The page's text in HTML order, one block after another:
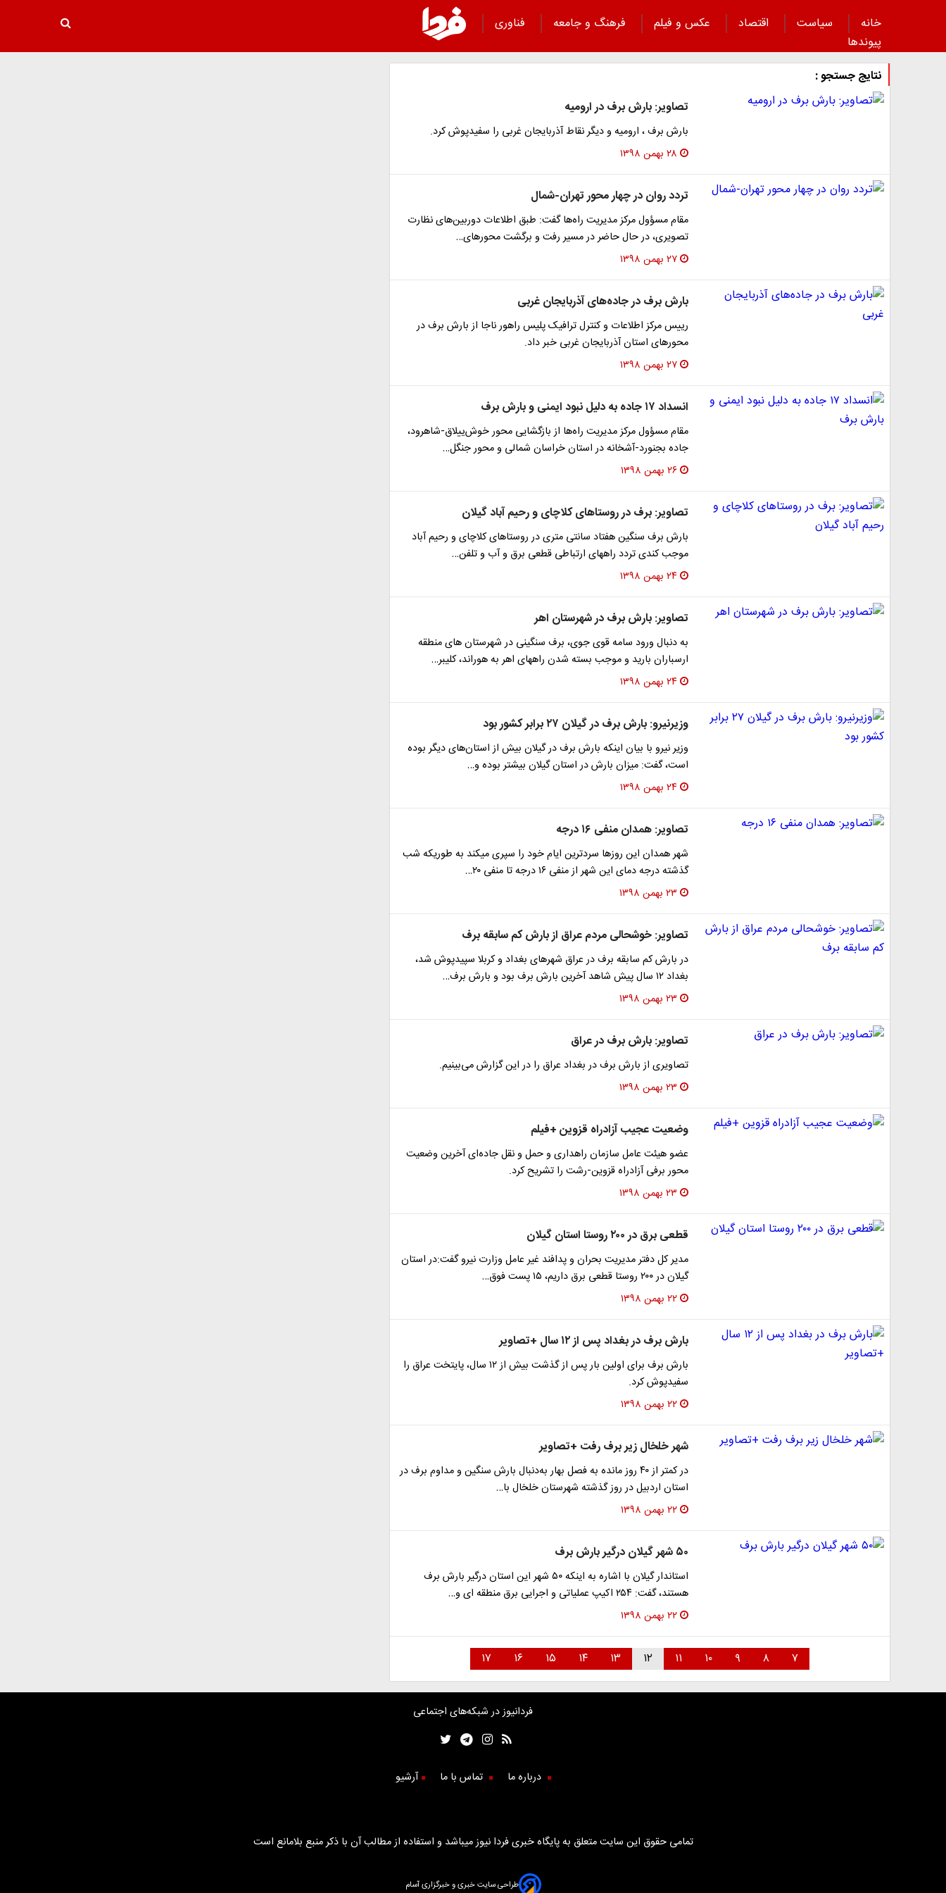
خانه سیاست اقتصاد عکس و فیلم فرهنگ و جامعه
فناوری
پیوند‌ها
نتایج جستجو :
تصاویر: بارش برف در ارومیه
بارش برف ، ارومیه و دیگر نقاط آذربایجان غربی را سفیدپوش کرد.
۲۸ بهمن ۱۳۹۸
تردد روان در چهار محور تهران-شمال
مقام مسؤول مرکز مدیریت راه‌ها گفت: طبق اطلاعات دوربین‌های نظارت
تصویری، در حال حاضر در مسیر رفت و برگشت محورهای…
۲۷ بهمن ۱۳۹۸
بارش برف در جاده‌های آذربایجان غربی
رییس مرکز اطلاعات و کنترل ترافیک پلیس راهور ناجا از بارش برف در
محور‌های استان آذربایجان غربی خبر داد.
۲۷ بهمن ۱۳۹۸
انسداد ۱۷ جاده به دلیل نبود ایمنی و بارش برف
مقام مسؤول مرکز مدیریت راه‌ها از بازگشایی محور خوش‌ییلاق-شاهرود،
جاده بجنورد-آشخانه در استان خراسان شمالی و محور جنگل…
۲۶ بهمن ۱۳۹۸
تصاویر: برف در روستاهای کلاچای و رحیم آباد گیلان
بارش برف سنگین هفتاد سانتی متری در روستاهای کلاچای و رحیم آباد
موجب کندی تردد راههای ارتباطی قطعی برق و آب و تلفن…
۲۴ بهمن ۱۳۹۸
تصاویر: بارش برف در شهرستان اهر
به دنبال ورود سامه قوی جوی، برف سنگینی در شهرستان های منطقه
ارسباران بارید و موجب بسته شدن راههای اهر به هوراند، کلیبر…
۲۴ بهمن ۱۳۹۸
وزیرنیرو: بارش برف در گیلان ۲۷ برابر کشور بود
وزیر نیرو با بیان اینکه بارش برف در گیلان بیش از استان‌های دیگر بوده
است، گفت: میزان بارش در استان گیلان بیشتر بوده و…
۲۴ بهمن ۱۳۹۸
تصاویر: همدان منفی ۱۶ درجه
شهر همدان این روز‌ها سردترین ایام خود را سپری میکند به طوریکه شب
گذشته درجه دمای این شهر از منفی ۱۶ درجه تا منفی ۲۰…
۲۳ بهمن ۱۳۹۸
تصاویر: خوشحالی مردم عراق از بارش کم سابقه برف
در بارش کم سابقه برف در عراق شهر‌های بغداد و کربلا سپیدپوش شد،
بغداد ۱۲ سال پیش شاهد آخرین بارش برف بود و بارش برف…
۲۳ بهمن ۱۳۹۸
تصاویر: بارش برف در عراق
تصاویری از بارش برف در بغداد عراق را در این گزارش می‌بینیم.
۲۳ بهمن ۱۳۹۸
وضعیت عجیب آزادراه قزوین +فیلم
عضو هیئت عامل سازمان راهداری و حمل و نقل جاده‌ای آخرین وضعیت
محور برفی آزادراه قزوین-رشت را تشریح کرد.
۲۳ بهمن ۱۳۹۸
قطعی برق در ۲۰۰ روستا استان گیلان
مدیر کل دفتر مدیریت بحران و پدافند غیر عامل وزارت نیرو گفت:در استان
گیلان در ۲۰۰ روستا قطعی برق داریم، ۱۵ پست فوق…
۲۲ بهمن ۱۳۹۸
بارش برف در بغداد پس از ۱۲ سال +تصاویر
بارش برف برای اولین بار پس از گذشت بیش از ۱۲ سال، پایتخت عراق را
سفید‌پوش کرد.
۲۲ بهمن ۱۳۹۸
شهر خلخال زیر برف رفت +تصاویر
در کمتر از ۴۰ روز مانده به فصل بهار به‌دنبال بارش سنگین و مداوم برف در
استان اردبیل در روز گذشته شهرستان خلخال با…
۲۲ بهمن ۱۳۹۸
۵۰ شهر گیلان درگیر بارش برف
استاندار گیلان با اشاره به اینکه ۵۰ شهر این استان درگیر بارش برف
هستند، گفت: ۲۵۴ اکیپ عملیاتی و اجرایی برق منطقه ای و…
۲۲ بهمن ۱۳۹۸
۷ ۸ ۹ ۱۰ ۱۱ ۱۲ ۱۳ ۱۴ ۱۵ ۱۶ ۱۷
فردانیوز در شبکه‌های اجتماعی
درباره ما تماس با ما آرشیو
تمامی حقوق این سایت متعلق به پایگاه خبری فردا نیوز میباشد و استفاده از مطالب آن با ذکر منبع بلامانع است
طراحی سایت خبری و خبرگزاری آسام